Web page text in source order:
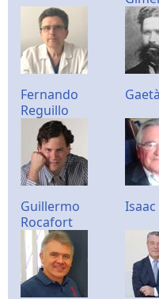
Fernando
Reguillo
Guillermo
Rocafort
Isaac